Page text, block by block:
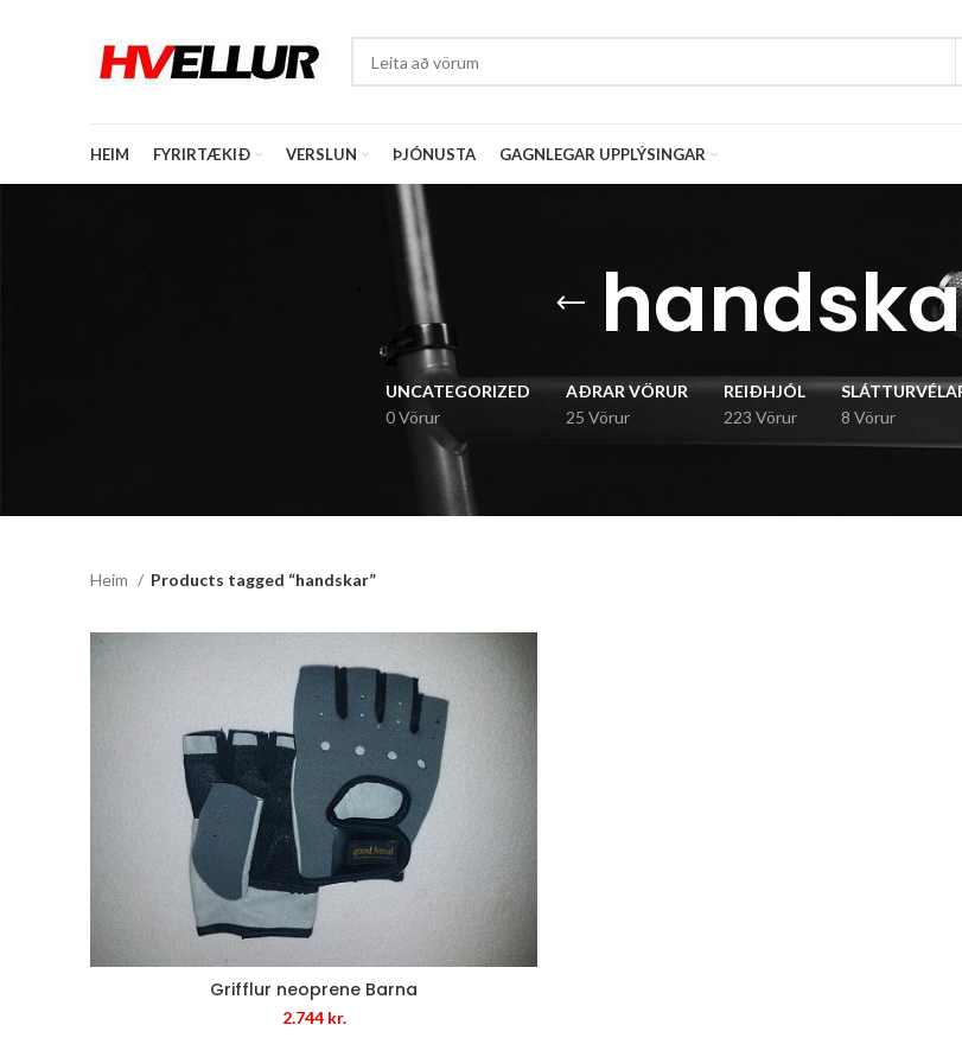
HEIM FYRIRTÆKIÐ VERSLUN ÞJÓNUSTA GAGNLEGAR UPPLÝSINGAR
UNCATEGORIZED
0 Vörur
AÐRAR VÖRUR
25 Vörur
REIÐHJÓL
223 Vörur
8 Vörur
Heim Products tagged “handskar”
Grifflur neoprene Barna
2.744 kr.